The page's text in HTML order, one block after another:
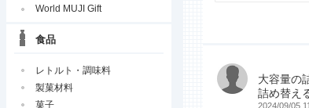
World MUJI Gift
食品
レトルト・調味料
製菓材料
菓子
大容量の
詰め替え
2024/09/05